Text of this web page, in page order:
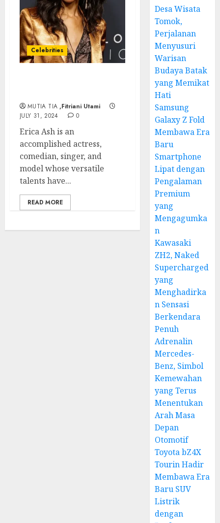
Celebrities
MUTIA TIA ,Fitriani Utami
JULY 31, 2024
0
Erica Ash is an
accomplished actress,
comedian, singer, and
model whose versatile
talents have...
READ MORE
Desa Wisata
Tomok,
Perjalanan
Menyusuri
Warisan
Budaya Batak
yang Memikat
Hati
Samsung
Galaxy Z Fold
Membawa Era
Baru
Smartphone
Lipat dengan
Pengalaman
Premium
yang
Mengagumka
n
Kawasaki
ZH2, Naked
Supercharged
yang
Menghadirka
n Sensasi
Berkendara
Penuh
Adrenalin
Mercedes-
Benz, Simbol
Kemewahan
yang Terus
Menentukan
Arah Masa
Depan
Otomotif
Toyota bZ4X
Tourin Hadir
Membawa Era
Baru SUV
Listrik
dengan